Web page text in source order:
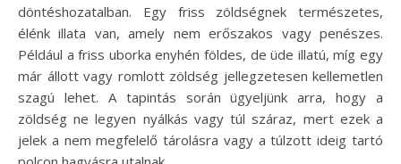
döntéshozatalban. Egy friss zöldségnek természetes,
élénk illata van, amely nem erőszakos vagy penészes.
Például a friss uborka enyhén földes, de üde illatú, míg egy
már állott vagy romlott zöldség jellegzetesen kellemetlen
szagú lehet. A tapintás során ügyeljünk arra, hogy a
zöldség ne legyen nyálkás vagy túl száraz, mert ezek a
jelek a nem megfelelő tárolásra vagy a túlzott ideig tartó